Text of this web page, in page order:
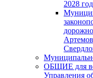
2028
ОБЩИЕ для
Управления